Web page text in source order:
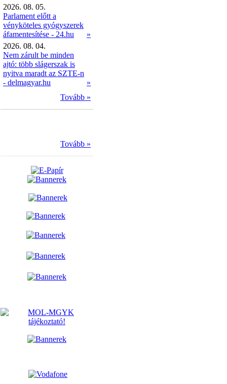
2026. 08. 05.
Parlament előtt a
vényköteles gyógyszerek
áfamentesítése - 24.hu
»
2026. 08. 04.
Nem zárult be minden
ajtó: több slágerszak is
nyitva maradt az SZTE-n
- delmagyar.hu
»
Tovább »
Tovább »